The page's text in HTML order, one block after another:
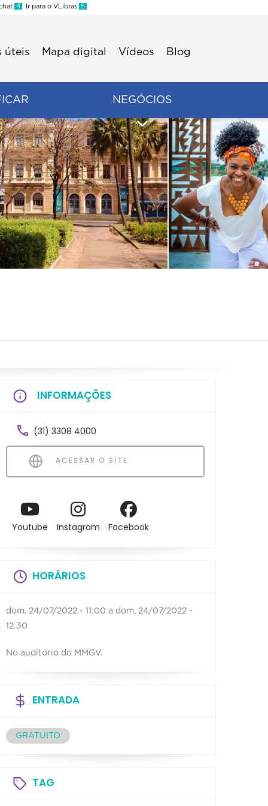
4 Ir para o VLibras 5
úteis Mapa digital Vídeos Blog
NEGÓCIOS
INFORMAÇÕES
(31) 3308 4000
ACESSAR O SITE
Youtube Instagram Facebook
HORÁRIOS
dom, 24/07/2022 - 11:00 a dom, 24/07/2022 -
12:30
No auditório do MMGV.
ENTRADA
GRATUITO
TAG